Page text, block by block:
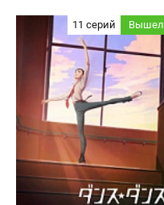
11 серий Вышел